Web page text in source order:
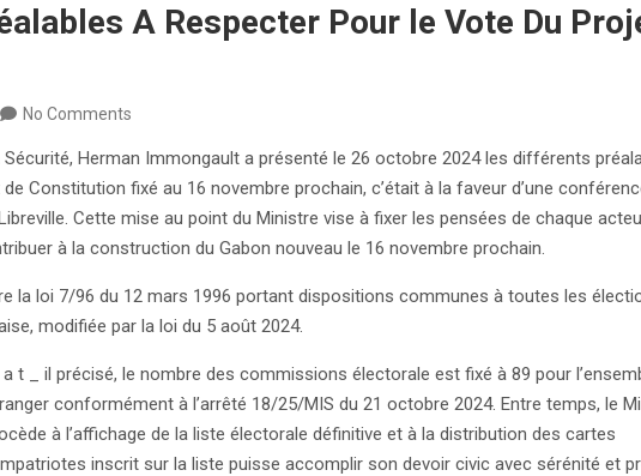
A Respecter Pour le Vote Du
No Comments
Sécurité, Herman Immongault a présenté le 26 octobre 2024 les différents
Constitution fixé au 16 novembre prochain, c’était à la faveur d’une
Cette mise au point du Ministre vise à fixer les pensées de chaque
à la construction du Gabon nouveau le 16 novembre prochain.
la loi 7/96 du 12 mars 1996 portant dispositions communes à toutes les
modifiée par la loi du 5 août 2024.
t _ il précisé, le nombre des commissions électorale est fixé à 89 pour
conformément à l’arrêté 18/25/MIS du 21 octobre 2024. Entre temps, le
à l’affichage de la liste électorale définitive et à la distribution des cartes
inscrit sur la liste puisse accomplir son devoir civic avec sérénité et